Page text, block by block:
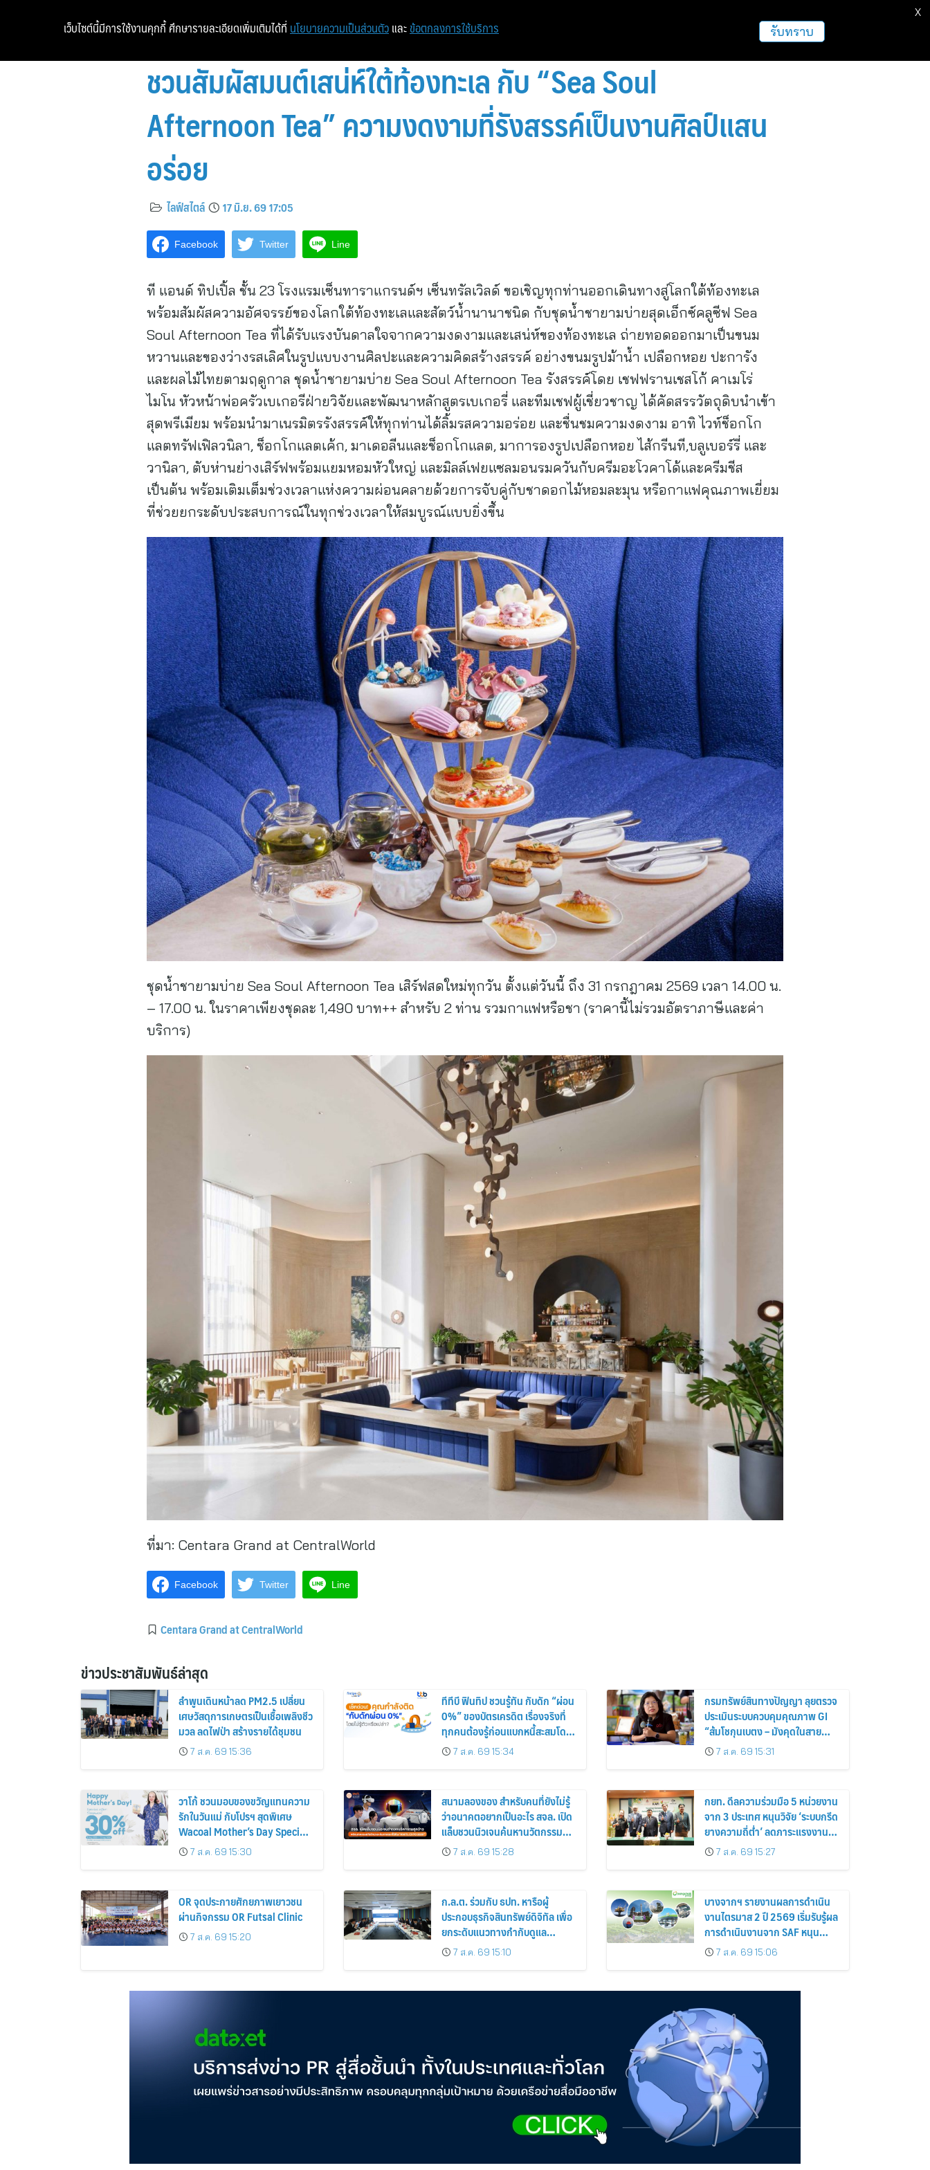
ชวนสัมผัสมนต์เสน่ห์ใต้ท้องทะเล กับ “Sea Soul
Afternoon Tea” ความงดงามที่รังสรรค์เป็นงานศิลป์แสน
อร่อย
ไลฟ์สไตล์ 17 มิ.ย. 69 17:05
Facebook Twitter Line
ที แอนด์ ทิปเปิ้ล ชั้น 23 โรงแรมเซ็นทาราแกรนด์ฯ เซ็นทรัลเวิลด์ ขอเชิญทุกท่านออกเดินทางสู่โลกใต้ท้องทะเล
พร้อมสัมผัสความอัศจรรย์ของโลกใต้ท้องทะเลและสัตว์น้ำนานาชนิด กับชุดน้ำชายามบ่ายสุดเอ็กซ์คลูซีฟ Sea
Soul Afternoon Tea ที่ได้รับแรงบันดาลใจจากความงดงามและเสน่ห์ของท้องทะเล ถ่ายทอดออกมาเป็นขนม
หวานและของว่างรสเลิศในรูปแบบงานศิลปะและความคิดสร้างสรรค์ อย่างขนมรูปม้าน้ำ เปลือกหอย ปะการัง
และผลไม้ไทยตามฤดูกาล ชุดน้ำชายามบ่าย Sea Soul Afternoon Tea รังสรรค์โดย เชฟฟรานเชสโก้ คาเมโร่
ไมโน หัวหน้าพ่อครัวเบเกอรีฝ่ายวิจัยและพัฒนาหลักสูตรเบเกอรี่ และทีมเชฟผู้เชี่ยวชาญ ได้คัดสรรวัตถุดิบนำเข้า
สุดพรีเมียม พร้อมนำมาเนรมิตรรังสรรค์ให้ทุกท่านได้ลิ้มรสความอร่อย และชื่นชมความงดงาม อาทิ ไวท์ช็อกโก
แลตทรัฟเฟิลวนิลา, ช็อกโกแลตเค้ก, มาเดอลีนและช็อกโกแลต, มาการองรูปเปลือกหอย ไส้กรีนที,บลูเบอร์รี่ และ
วานิลา, ตับห่านย่างเสิร์ฟพร้อมแยมหอมหัวใหญ่ และมิลล์เฟยแซลมอนรมควันกับครีมอะโวคาโด้และครีมชีส
เป็นต้น พร้อมเติมเต็มช่วงเวลาแห่งความผ่อนคลายด้วยการจับคู่กับชาดอกไม้หอมละมุน หรือกาแฟคุณภาพเยี่ยม
ที่ช่วยยกระดับประสบการณ์ในทุกช่วงเวลาให้สมบูรณ์แบบยิ่งขึ้น
ชุดน้ำชายามบ่าย Sea Soul Afternoon Tea เสิร์ฟสดใหม่ทุกวัน ตั้งแต่วันนี้ ถึง 31 กรกฎาคม 2569 เวลา 14.00 น.
– 17.00 น. ในราคาเพียงชุดละ 1,490 บาท++ สำหรับ 2 ท่าน รวมกาแฟหรือชา (ราคานี้ไม่รวมอัตราภาษีและค่า
บริการ)
ที่มา: Centara Grand at CentralWorld
Facebook Twitter Line
Centara Grand at CentralWorld
ข่าวประชาสัมพันธ์ล่าสุด
ลำพูนเดินหน้าลด PM2.5 เปลี่ยน
เศษวัสดุการเกษตรเป็นเชื้อเพลิงชีว
มวล ลดไฟป่า สร้างรายได้ชุมชน
7 ส.ค. 69 15:36
ทีทีบี ฟินทิป ชวนรู้ทัน กับดัก “ผ่อน
0%” ของบัตรเครดิต เรื่องจริงที่
ทุกคนต้องรู้ก่อนแบกหนี้สะสมโดย
ไม่รู้ตัว7 ส.ค. 69 15:34
กรมทรัพย์สินทางปัญญา ลุยตรวจ
ประเมินระบบควบคุมคุณภาพ GI
“ส้มโชกุนเบตง – มังคุดในสาย
หมอกเบตง”
7 ส.ค. 69 15:31
วาโก้ ชวนมอบของขวัญแทนความ
รักในวันแม่ กับโปรฯ สุดพิเศษ
Wacoal Mother’s Day Special
ลดทันที 30% เริ่ม 8 – 12 สิงหาคม
2569
7 ส.ค. 69 15:30
สนามลองของ สำหรับคนที่ยังไม่รู้
ว่าอนาคตอยากเป็นอะไร สจล. เปิด
แล็บชวนนิวเจนค้นหานวัตกรรมสุด
แปลกแต่มีอยู่จริง พร้อมทดลอง
สกิลใหม่และค้นหาคณะที่ใช่ใน
7 ส.ค. 69 15:28
กยท. ดีลความร่วมมือ 5 หน่วยงาน
จาก 3 ประเทศ หนุนวิจัย ‘ระบบกรีด
ยางความถี่ต่ำ’ ลดภาระแรงงาน
เพิ่มประสิทธิภาพการจัดการสวน
ยาง เสริมคุณภาพผลผลิตยาง
7 ส.ค. 69 15:27
OR จุดประกายศักยภาพเยาวชน
ผ่านกิจกรรม OR Futsal Clinic
7 ส.ค. 69 15:20
ก.ล.ต. ร่วมกับ ธปท. หารือผู้
ประกอบธุรกิจสินทรัพย์ดิจิทัล เพื่อ
ยกระดับแนวทางกำกับดูแล
ธุรกรรม stablecoin มุ่งสกัดกั้น
อาชญากรรมทางเทคโนโลยี
7 ส.ค. 69 15:10
บางจากฯ รายงานผลการดำเนิน
งานไตรมาส 2 ปี 2569 เริ่มรับรู้ผล
การดำเนินงานจาก SAF หนุน
ธุรกิจหลัก
7 ส.ค. 69 15:06
เว็บไซต์นี้มีการใช้งานคุกกี้ ศึกษารายละเอียดเพิ่มเติมได้ที่ นโยบายความเป็นส่วนตัว และ ข้อตกลงการใช้บริการ รับทราบ
X